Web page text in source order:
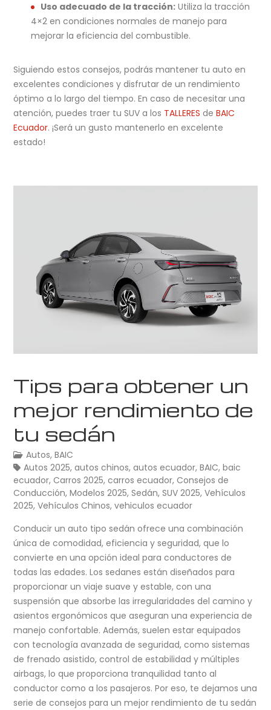
Uso adecuado de la tracción:Utiliza la tracción
4×2 en condiciones normales de manejo para
mejorar la eficiencia del combustible.
Siguiendo estos consejos, podrás mantener tu auto en
excelentes condiciones y disfrutar de un rendimiento
óptimo a lo largo del tiempo. En caso de necesitar una
atención, puedes traer tu SUV a los TALLERES deBAIC
Ecuador. ¡Será un gusto mantenerlo en excelente
estado!
Tips para obtener un
mejor rendimiento de
tu sedán
Autos,BAIC
Autos 2025,autos chinos,autos ecuador,BAIC,baic
ecuador,Carros 2025,carros ecuador,Consejos de
Conducción,Modelos 2025,Sedán,SUV 2025,Vehículos
2025,Vehículos Chinos,vehiculos ecuador
Conducir un auto tipo sedán ofrece una combinación
única de comodidad, eficiencia y seguridad, que lo
convierte en una opción ideal para conductores de
todas las edades. Los sedanes están diseñados para
proporcionar un viaje suave y estable, con una
suspensión que absorbe las irregularidades del camino y
asientos ergonómicos que aseguran una experiencia de
manejo confortable. Además, suelen estar equipados
con tecnología avanzada de seguridad, como sistemas
de frenado asistido, control de estabilidad y múltiples
airbags, lo que proporciona tranquilidad tanto al
conductor como a los pasajeros. Por eso, te dejamos una
serie de consejos para un mejor rendimiento de tu sedán